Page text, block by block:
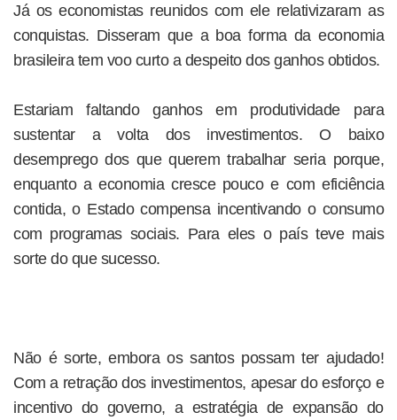
Já os economistas reunidos com ele relativizaram as
conquistas. Disseram que a boa forma da economia
brasileira tem voo curto a despeito dos ganhos obtidos.
Estariam faltando ganhos em produtividade para
sustentar a volta dos investimentos. O baixo
desemprego dos que querem trabalhar seria porque,
enquanto a economia cresce pouco e com eficiência
contida, o Estado compensa incentivando o consumo
com programas sociais. Para eles o país teve mais
sorte do que sucesso.
Não é sorte, embora os santos possam ter ajudado!
Com a retração dos investimentos, apesar do esforço e
incentivo do governo, a estratégia de expansão do